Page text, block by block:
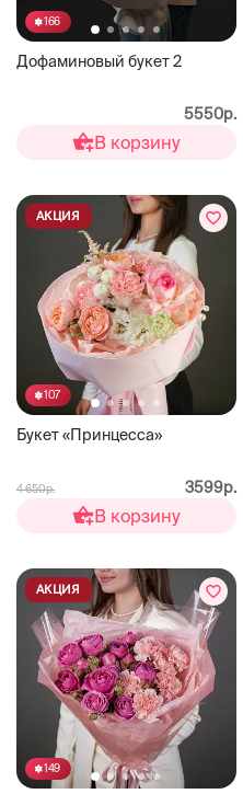
166
Дофаминовый букет 2
5550р.
В корзину
107
Букет «Принцесса»
АКЦИЯ
4 650р. 3599р.
В корзину
149
АКЦИЯ